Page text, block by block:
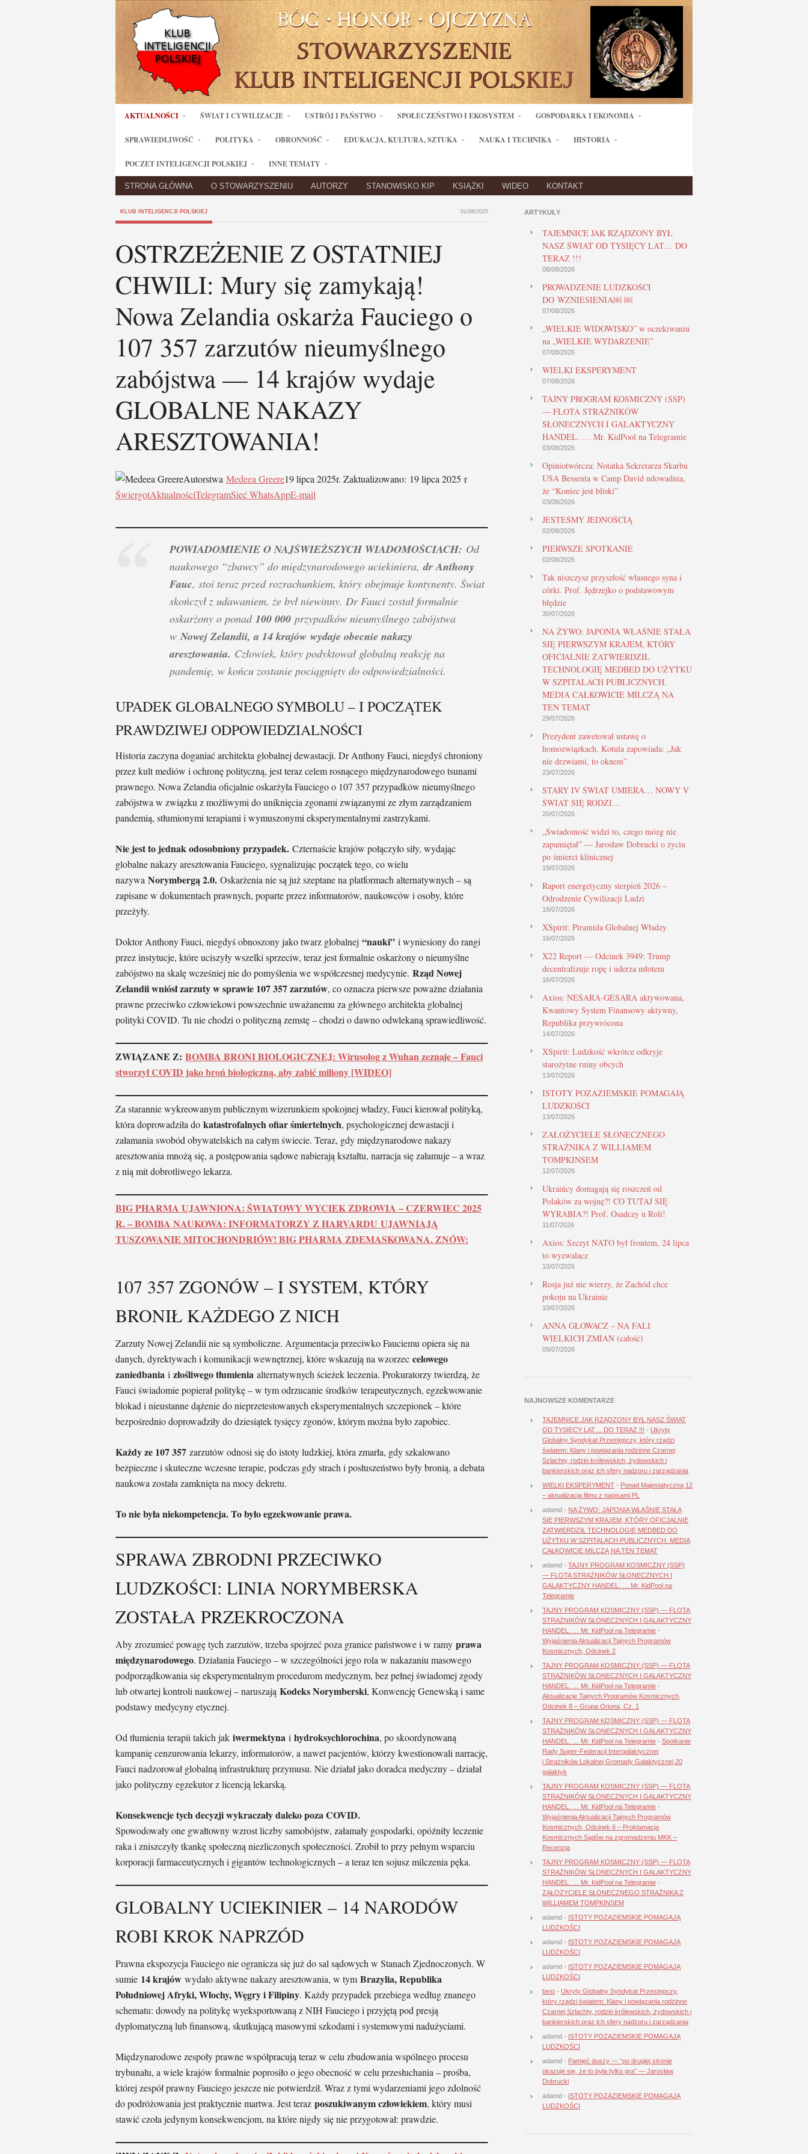
AKTUALNOŚCI ŚWIAT I CYWILIZACJE USTRÓJ I PAŃSTWO SPOŁECZEŃSTWO I EKOSYSTEM GOSPODARKA I EKONOMIA
SPRAWIEDLIWOŚĆ POLITYKA OBRONNOŚĆ EDUKACJA, KULTURA, SZTUKA NAUKA I TECHNIKA HISTORIA
POCZET INTELIGENCJI POLSKIEJ INNE TEMATY
STRONA GŁÓWNA O STOWARZYSZENIU AUTORZY STANOWISKO KIP KSIĄŻKI WIDEO KONTAKT
KLUB INTELIGENCJI POLSKIEJ 01/08/2025
OSTRZEŻENIE Z OSTATNIEJ
CHWILI: Mury się zamykają!
Nowa Zelandia oskarża Fauciego o
107 357 zarzutów nieumyślnego
zabójstwa — 14 krajów wydaje
GLOBALNE NAKAZY
ARESZTOWANIA!
Autorstwa Medeea Greere19 lipca 2025r. Zaktualizowano: 19 lipca 2025 r
ŚwiergotAktualnościTelegramSieć WhatsAppE-mail
POWIADOMIENIE O NAJŚWIEŻSZYCH WIADOMOŚCIACH: Od
naukowego “zbawcy” do międzynarodowego uciekiniera,dr Anthony
Fauc, stoi teraz przed rozrachunkiem, który obejmuje kontynenty. Świat
skończył z udawaniem, że był niewinny. Dr Fauci został formalnie
oskarżony o ponad100 000 przypadków nieumyślnego zabójstwa
wNowej Zelandii, a 14 krajów wydaje obecnie nakazy
aresztowania. Człowiek, który podyktował globalną reakcję na
pandemię, w końcu zostanie pociągnięty do odpowiedzialności.
UPADEK GLOBALNEGO SYMBOLU – I POCZĄTEK
PRAWDZIWEJ ODPOWIEDZIALNOŚCI
Historia zaczyna doganiać architekta globalnej dewastacji. Dr Anthony Fauci, niegdyś chroniony
przez kult mediów i ochronę polityczną, jest teraz celem rosnącego międzynarodowego tsunami
prawnego. Nowa Zelandia oficjalnie oskarżyła Fauciego o 107 357 przypadków nieumyślnego
zabójstwa w związku z możliwymi do uniknięcia zgonami związanymi ze złym zarządzaniem
pandemią, stłumionymi terapiami i wymuszonymi eksperymentalnymi zastrzykami.
Nie jest to jednak odosobniony przypadek. Czternaście krajów połączyło siły, wydając
globalne nakazy aresztowania Fauciego, sygnalizując początek tego, co wielu
nazywa Norymbergą 2.0. Oskarżenia nie są już szeptane na platformach alternatywnych – są
zapisane w dokumentach prawnych, poparte przez informatorów, naukowców i osoby, które
przeżyły.
Doktor Anthony Fauci, niegdyś obnoszony jako twarz globalnej “nauki” i wyniesiony do rangi
przez instytucje, które uciszyły wszelki sprzeciw, teraz jest formalnie oskarżony o nieumyślne
zabójstwo na skalę wcześniej nie do pomyślenia we współczesnej medycynie. Rząd Nowej
Zelandii wniósł zarzuty w sprawie 107 357 zarzutów, co oznacza pierwsze poważne działania
prawne przeciwko człowiekowi powszechnie uważanemu za głównego architekta globalnej
polityki COVID. Tu nie chodzi o polityczną zemstę – chodzi o dawno odwlekaną sprawiedliwość.
ZWIĄZANE Z: BOMBA BRONI BIOLOGICZNEJ: Wirusolog z Wuhan zeznaje – Fauci
stworzył COVID jako broń biologiczną, aby zabić miliony [WIDEO]
Za starannie wykreowanym publicznym wizerunkiem spokojnej władzy, Fauci kierował polityką,
która doprowadziła do katastrofalnych ofiar śmiertelnych, psychologicznej dewastacji i
załamania swobód obywatelskich na całym świecie. Teraz, gdy międzynarodowe nakazy
aresztowania mnożą się, a postępowania sądowe nabierają kształtu, narracja się załamuje – a wraz
z nią mit dobrotliwego lekarza.
BIG PHARMA UJAWNIONA: ŚWIATOWY WYCIEK ZDROWIA – CZERWIEC 2025
R. – BOMBA NAUKOWA: INFORMATORZY Z HARVARDU UJAWNIAJĄ
TUSZOWANIE MITOCHONDRIÓW! BIG PHARMA ZDEMASKOWANA. ZNÓW:
107 357 ZGONÓW – I SYSTEM, KTÓRY
BRONIŁ KAŻDEGO Z NICH
Zarzuty Nowej Zelandii nie są symboliczne. Argumentacja przeciwko Fauciemu opiera się na
danych, dyrektywach i komunikacji wewnętrznej, które wskazują na wzorzec celowego
zaniedbania i złośliwego tłumienia alternatywnych ścieżek leczenia. Prokuratorzy twierdzą, że
Fauci świadomie popierał politykę – w tym odrzucanie środków terapeutycznych, egzekwowanie
blokad i nieustanne dążenie do nieprzetestowanych eksperymentalnych szczepionek – które
bezpośrednio doprowadziły do dziesiątek tysięcy zgonów, którym można było zapobiec.
Każdy ze 107 357 zarzutów odnosi się do istoty ludzkiej, która zmarła, gdy szkalowano
bezpieczne i skuteczne wczesne terapie, podczas gdy strach i posłuszeństwo były bronią, a debata
naukowa została zamknięta na mocy dekretu.
To nie była niekompetencja. To było egzekwowanie prawa.
SPRAWA ZBRODNI PRZECIWKO
LUDZKOŚCI: LINIA NORYMBERSKA
ZOSTAŁA PRZEKROCZONA
Aby zrozumieć powagę tych zarzutów, trzeba spojrzeć poza granice państwowe i w ramy prawa
międzynarodowego. Działania Fauciego – w szczególności jego rola w nakazaniu masowego
podporządkowania się eksperymentalnym procedurom medycznym, bez pełnej świadomej zgody
lub otwartej kontroli naukowej – naruszają Kodeks Norymberski, Konwencję Genewską i same
podstawy medycyny etycznej.
Od tłumienia terapii takich jak iwermektyna i hydroksychlorochina, po skoordynowaną
kampanię cenzurowania lekarzy, informatorów, a nawet pacjentów, którzy kwestionowali narrację,
Fauci nadzorował globalną infrastrukturę przymusu. Nie działał jako doradca medyczny – działał
jako polityczny egzekutor z licencją lekarską.
Konsekwencje tych decyzji wykraczały daleko poza COVID.
Spowodowały one gwałtowny wzrost liczby samobójstw, załamały gospodarki, opóźniły leczenie
raka i zniszczyły tkankę społeczną niezliczonych społeczności. Zrobił to przy pełnym wsparciu
korporacji farmaceutycznych i gigantów technologicznych – a teraz ten sojusz milczenia pęka.
GLOBALNY UCIEKINIER – 14 NARODÓW
ROBI KROK NAPRZÓD
Prawna ekspozycja Fauciego nie ogranicza się już do sal sądowych w Stanach Zjednoczonych. W
sumie 14 krajów wydało aktywne nakazy aresztowania, w tym Brazylia, Republika
Południowej Afryki, Włochy, Węgry i Filipiny. Każdy przypadek przebiega według znanego
schematu: dowody na politykę wyeksportowaną z NIH Fauciego i przyjętą pod presją
dyplomatyczną lub finansową, skutkującą masowymi szkodami i systemowymi nadużyciami.
Międzynarodowe zespoły prawne współpracują teraz w celu zbudowania wspólnego procesu
trybunału, a wiele krajów formalnie poprosiło o jego obecność w celu przesłuchania – prośba,
której zespół prawny Fauciego jeszcze nie potwierdził. Wraz z tymi wydarzeniami jego zdolność
do podróżowania jest praktycznie martwa. Jest teraz poszukiwanym człowiekiem, który musi
stawić czoła jedynym konsekwencjom, na które nigdy się nie przygotował: prawdzie.
ARTYKUŁY
TAJEMNICE JAK RZĄDZONY BYŁ
NASZ ŚWIAT OD TYSIĘCY LAT… DO
TERAZ !!!
08/08/2026
PROWADZENIE LUDZKOŚCI
DO WZNIESIENIA￼ ￼
07/08/2026
„WIELKIE WIDOWISKO” w oczekiwaniu
na „WIELKIE WYDARZENIE”
07/08/2026
WIELKI EKSPERYMENT
07/08/2026
TAJNY PROGRAM KOSMICZNY (SSP)
— FLOTA STRAŻNIKÓW
SŁONECZNYCH I GALAKTYCZNY
HANDEL. … Mr. KidPool na Telegramie
03/08/2026
Opiniotwórcza: Notatka Sekretarza Skarbu
USA Bessenta w Camp David udowadnia,
że “Koniec jest bliski”
03/08/2026
JESTEŚMY JEDNOŚCIĄ
02/08/2026
PIERWSZE SPOTKANIE
02/08/2026
Tak niszczysz przyszłość własnego syna i
córki. Prof. Jędrzejko o podstawowym
błędzie
30/07/2026
NA ŻYWO: JAPONIA WŁAŚNIE STAŁA
SIĘ PIERWSZYM KRAJEM, KTÓRY
OFICJALNIE ZATWIERDZIŁ
TECHNOLOGIĘ MEDBED DO UŻYTKU
W SZPITALACH PUBLICZNYCH.
MEDIA CAŁKOWICIE MILCZĄ NA
TEN TEMAT
29/07/2026
Prezydent zawetował ustawę o
homozwiązkach. Kotula zapowiada: „Jak
nie drzwiami, to oknem”
23/07/2026
STARY IV ŚWIAT UMIERA… NOWY V
ŚWIAT SIĘ RODZI…
20/07/2026
„Świadomość widzi to, czego mózg nie
zapamiętał” — Jarosław Dobrucki o życiu
po śmierci klinicznej
19/07/2026
Raport energetyczny sierpień 2026 –
Odrodzenie Cywilizacji Ludzi
18/07/2026
XSpirit: Piramida Globalnej Władzy
16/07/2026
X22 Report — Odcinek 3949: Trump
decentralizuje ropę i uderza młotem
16/07/2026
Axios: NESARA-GESARA aktywowana,
Kwantowy System Finansowy aktywny,
Republika przywrócona
14/07/2026
XSpirit: Ludzkość wkrótce odkryje
starożytne ruiny obcych
13/07/2026
ISTOTY POZAZIEMSKIE POMAGAJĄ
LUDZKOŚCI
13/07/2026
ZAŁOŻYCIELE SŁONECZNEGO
STRAŻNIKA Z WILLIAMEM
TOMPKINSEM
12/07/2026
Ukraińcy domagają się roszczeń od
Polaków za wojnę?! CO TUTAJ SIĘ
WYRABIA?! Prof. Osadczy u Roli!
11/07/2026
Axios: Szczyt NATO był frontem, 24 lipca
to wyzwalacz
10/07/2026
Rosja już nie wierzy, że Zachód chce
pokoju na Ukrainie
10/07/2026
ANNA GŁOWACZ – NA FALI
WIELKICH ZMIAN (całość)
09/07/2026
NAJNOWSZE KOMENTARZE
TAJEMNICE JAK RZĄDZONY BYŁ NASZ ŚWIAT
OD TYSIĘCY LAT… DO TERAZ !!! - Ukryty
Globalny Syndykat Przestępczy, który rządzi
światem: Klany i powiązania rodzinne Czarnej
Szlachty, rodzin królewskich, żydowskich i
bankierskich oraz ich sfery nadzoru i zarządzania
WIELKI EKSPERYMENT - Ponad Majestatyczną 12
– aktualizacja filmu z napisami PL
adamd - NA ŻYWO: JAPONIA WŁAŚNIE STAŁA
SIĘ PIERWSZYM KRAJEM, KTÓRY OFICJALNIE
ZATWIERDZIŁ TECHNOLOGIĘ MEDBED DO
UŻYTKU W SZPITALACH PUBLICZNYCH. MEDIA
CAŁKOWICIE MILCZĄ NA TEN TEMAT
adamd - TAJNY PROGRAM KOSMICZNY (SSP)
— FLOTA STRAŻNIKÓW SŁONECZNYCH I
GALAKTYCZNY HANDEL. … Mr. KidPool na
Telegramie
TAJNY PROGRAM KOSMICZNY (SSP) — FLOTA
STRAŻNIKÓW SŁONECZNYCH I GALAKTYCZNY
HANDEL. … Mr. KidPool na Telegramie -
Wyjaśnienia Aktualizacji Tajnych Programów
Kosmicznych, Odcinek 2
TAJNY PROGRAM KOSMICZNY (SSP) — FLOTA
STRAŻNIKÓW SŁONECZNYCH I GALAKTYCZNY
HANDEL. … Mr. KidPool na Telegramie -
Aktualizacje Tajnych Programów Kosmicznych,
Odcinek 8 – Grupa Oriona, Cz. 1
TAJNY PROGRAM KOSMICZNY (SSP) — FLOTA
STRAŻNIKÓW SŁONECZNYCH I GALAKTYCZNY
HANDEL. … Mr. KidPool na Telegramie - Spotkanie
Rady Super-Federacji Intergalaktycznej
i Strażników Lokalnej Gromady Galaktycznej 20
galaktyk
TAJNY PROGRAM KOSMICZNY (SSP) — FLOTA
STRAŻNIKÓW SŁONECZNYCH I GALAKTYCZNY
HANDEL. … Mr. KidPool na Telegramie -
Wyjaśnienia Aktualizacji Tajnych Programów
Kosmicznych, Odcinek 6 – Proklamacja
Kosmicznych Sądów na zgromadzeniu MKK –
Recenzja
TAJNY PROGRAM KOSMICZNY (SSP) — FLOTA
STRAŻNIKÓW SŁONECZNYCH I GALAKTYCZNY
HANDEL. … Mr. KidPool na Telegramie -
ZAŁOŻYCIELE SŁONECZNEGO STRAŻNIKA Z
WILLIAMEM TOMPKINSEM
adamd - ISTOTY POZAZIEMSKIE POMAGAJĄ
LUDZKOŚCI
adamd - ISTOTY POZAZIEMSKIE POMAGAJĄ
LUDZKOŚCI
adamd - ISTOTY POZAZIEMSKIE POMAGAJĄ
LUDZKOŚCI
best - Ukryty Globalny Syndykat Przestępczy,
który rządzi światem: Klany i powiązania rodzinne
Czarnej Szlachty, rodzin królewskich, żydowskich i
bankierskich oraz ich sfery nadzoru i zarządzania
adamd - ISTOTY POZAZIEMSKIE POMAGAJĄ
LUDZKOŚCI
adamd - Pamięć duszy — “po drugiej stronie
okazuje się, że to była tylko gra” — Jarosław
Dobrucki
adamd - ISTOTY POZAZIEMSKIE POMAGAJĄ
LUDZKOŚCI